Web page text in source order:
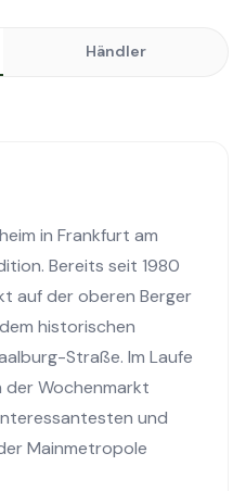
Händler
in Frankfurt am
Bereits seit 1980
auf der oberen Berger
historischen
Straße. Im Laufe
Wochenmarkt
und
Mainmetropole